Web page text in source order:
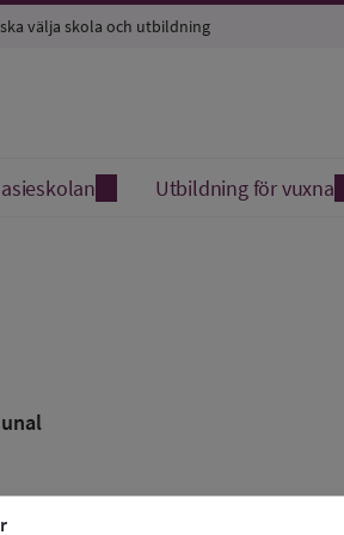
välja skola och utbildning
Utbildning för vuxna